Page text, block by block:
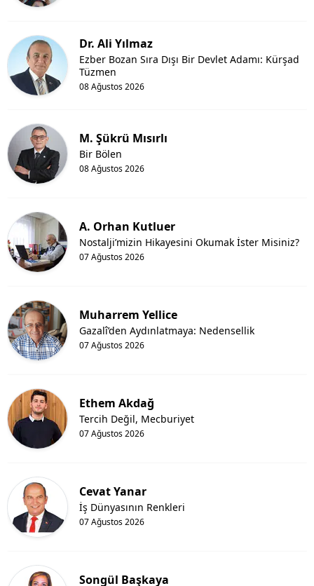
Dr. Ali Yılmaz
08 Ağustos 2026
Ezber Bozan Sıra Dışı Bir Devlet Adamı: Kürşad
Tüzmen
M. Şükrü Mısırlı
08 Ağustos 2026
Bir Bölen
A. Orhan Kutluer
07 Ağustos 2026
Nostalji’mizin Hikayesini Okumak İster Misiniz?
Muharrem Yellice
07 Ağustos 2026
Gazalî’den Aydınlatmaya: Nedensellik
Ethem Akdağ
07 Ağustos 2026
Tercih Değil, Mecburiyet
Cevat Yanar
07 Ağustos 2026
İş Dünyasının Renkleri
Songül Başkaya